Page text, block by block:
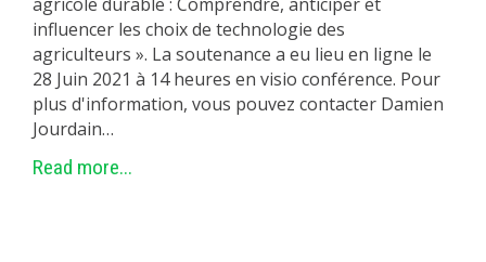
influencer les choix de technologie des
agriculteurs ». La soutenance a eu lieu en ligne le
28 Juin 2021 à 14 heures en visio conférence. Pour
plus d'information, vous pouvez contacter Damien
Jourdain…
Read more...